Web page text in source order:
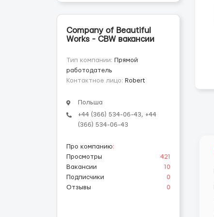
Company of Beautiful
Works - CBW вакансии
Тип компании: Прямой
работодатель
Контактное лицо: Robert
Польша
+44 (366) 534-06-43, +44
(366) 534-06-43
Про компанию:
Просмотры
421
Вакансии
10
Подписчики
0
Отзывы
0